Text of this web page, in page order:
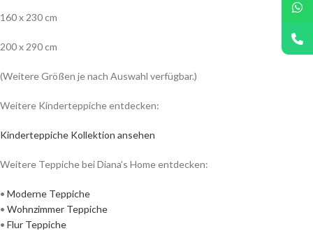
160 x 230 cm
200 x 290 cm
(Weitere Größen je nach Auswahl verfügbar.)
Weitere Kinderteppiche entdecken:
Kinderteppiche Kollektion ansehen
Weitere Teppiche bei Diana’s Home entdecken:
• Moderne Teppiche
• Wohnzimmer Teppiche
• Flur Teppiche